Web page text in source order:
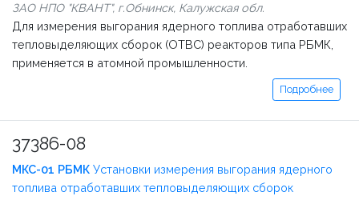
ЗАО НПО "КВАНТ", г.Обнинск, Калужская обл.
Для измерения выгорания ядерного топлива отработавших
тепловыделяющих сборок (ОТВС) реакторов типа РБМК,
применяется в атомной промышленности.
Подробнее
37386-08
МКС-01 РБМК Установки измерения выгорания ядерного
топлива отработавших тепловыделяющих сборок